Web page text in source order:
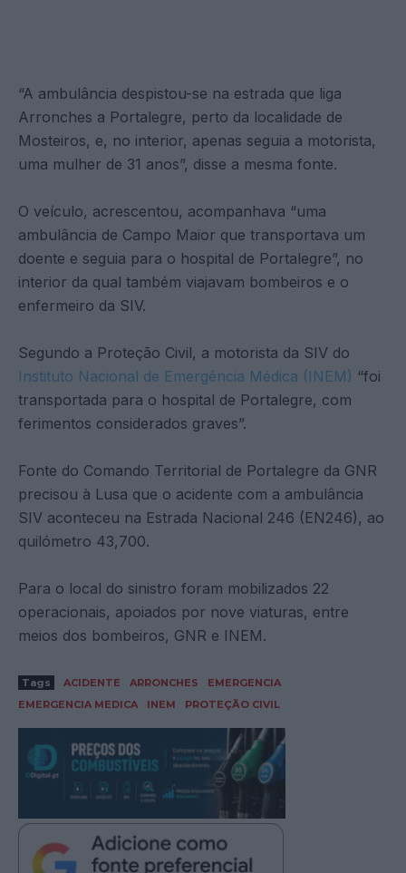
“A ambulância despistou-se na estrada que liga
Arronches a Portalegre, perto da localidade de
Mosteiros, e, no interior, apenas seguia a motorista,
uma mulher de 31 anos”, disse a mesma fonte.
O veículo, acrescentou, acompanhava “uma
ambulância de Campo Maior que transportava um
doente e seguia para o hospital de Portalegre”, no
interior da qual também viajavam bombeiros e o
enfermeiro da SIV.
Segundo a Proteção Civil, a motorista da SIV do
Instituto Nacional de Emergência Médica (INEM) “foi
transportada para o hospital de Portalegre, com
ferimentos considerados graves”.
Fonte do Comando Territorial de Portalegre da GNR
precisou à Lusa que o acidente com a ambulância
SIV aconteceu na Estrada Nacional 246 (EN246), ao
quilómetro 43,700.
Para o local do sinistro foram mobilizados 22
operacionais, apoiados por nove viaturas, entre
meios dos bombeiros, GNR e INEM.
Tags ACIDENTE ARRONCHES
EMERGENCIA
EMERGENCIA MEDICA
INEM PROTEÇÃO CIVIL